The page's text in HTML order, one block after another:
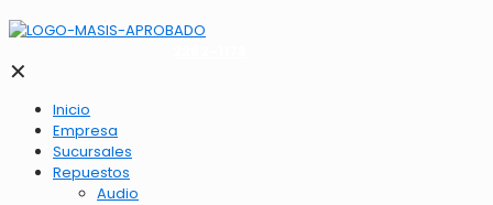
✕
Inicio
Empresa
Sucursales
Repuestos
Audio